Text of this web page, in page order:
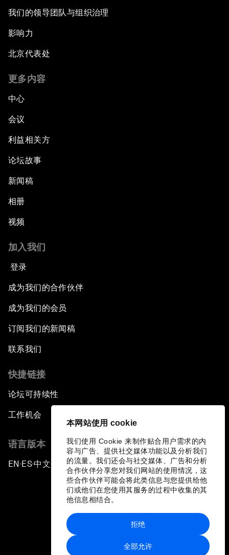
本网站使用 cookie
我们使用 Cookie 来制作贴合用户需求的内
容与广告、提供社交媒体功能以及分析我们
的流量。我们还会与社交媒体、广告和分析
合作伙伴分享您对我们网站的使用情况，这
些合作伙伴可能会将此类信息与您提供给他
们或他们在您使用其服务的过程中收集的其
他信息相结合。
全部允许
拒绝
我们的领导团队与组织治理
影响力
北京代表处
更多内容
中心
会议
利益相关方
论坛故事
新闻稿
相册
视频
加入我们
登录
成为我们的合作伙伴
成为我们的会员
订阅我们的新闻稿
联系我们
快捷链接
论坛可持续性
工作机会
语言版本
EN ▪ ES▪中文▪ 日本語
站点地图